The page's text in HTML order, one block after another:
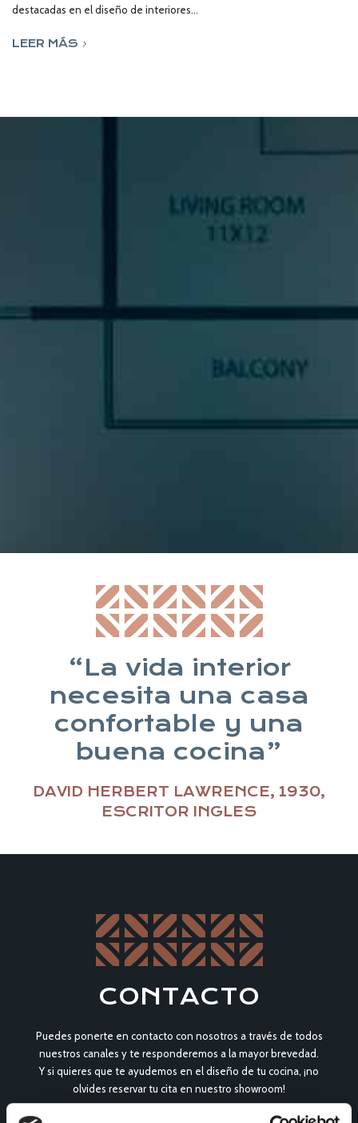
destacadas en el diseño de interiores...
LEER MÁS
NEWSLETTER
“La vida interior
necesita una casa
confortable y una
buena cocina”
DAVID HERBERT LAWRENCE, 1930,
ESCRITOR INGLES
CONTACTO
Puedes ponerte en contacto con nosotros a través de todos
nuestros canales y te responderemos a la mayor brevedad.
Y si quieres que te ayudemos en el diseño de tu cocina, ¡no
olvides reservar tu cita en nuestro showroom!